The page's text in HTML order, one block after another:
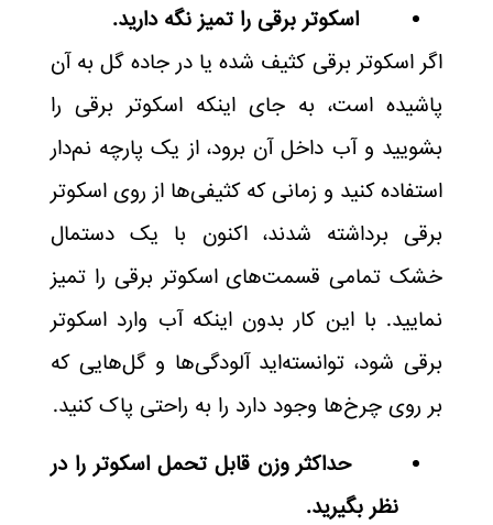
اسکوتر برقی را تمیز نگه دارید.
اگر اسکوتر برقی کثیف شده یا در جاده گل به آن
پاشیده است، به جای اینکه اسکوتر برقی را
بشویید و آب داخل آن برود، از یک پارچه نم‌دار
استفاده کنید و زمانی که کثیفی‌ها از روی اسکوتر
برقی برداشته شدند، اکنون با یک دستمال
خشک تمامی قسمت‌های اسکوتر برقی را تمیز
نمایید. با این کار بدون اینکه آب وارد اسکوتر
برقی شود، توانسته‌اید آلودگی‌ها و گل‌هایی که
بر روی چرخ‌ها وجود دارد را به راحتی پاک کنید.
حداکثر وزن قابل تحمل اسکوتر را در
نظر بگیرید.